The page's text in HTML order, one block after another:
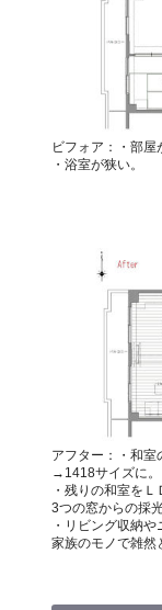
ビフォア：・部屋
・浴室が狭い。
アフター：・和
→1418サイズに。
・残りの和室をＬ
3つの窓からの採
・リビング収納や
家族のモノで雑然